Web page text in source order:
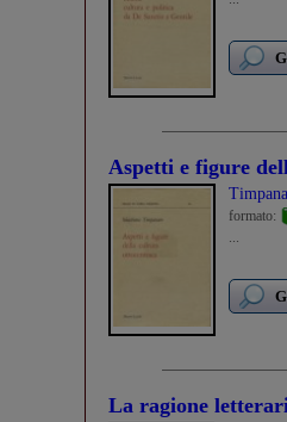
Aspetti e figure
formato:
...
La ragione